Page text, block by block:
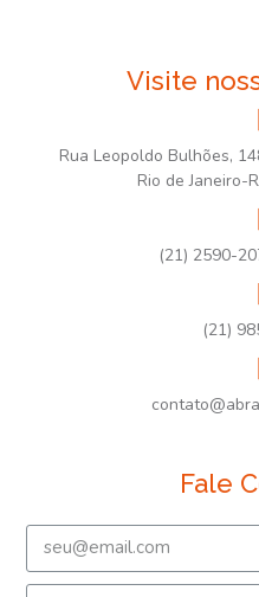
Visite
Rua Leopoldo Bulhões,
Rio de Janeiro-
(21) 2590-
(21)
Fale